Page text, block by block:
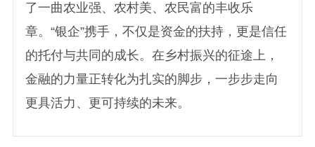
了一曲农业强、农村美、农民富的丰收乐
章。“银企”携手，不仅是资金的扶持，更是信任
的托付与共同的成长。在乡村振兴的征途上，
金融的力量正转化为扎实的脚步，一步步走向
更具活力、更可持续的未来。